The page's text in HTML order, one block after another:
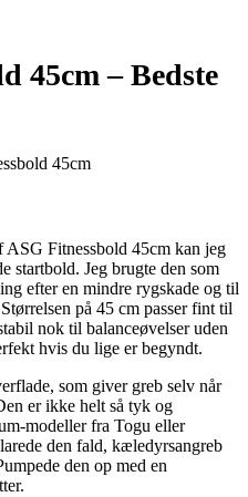
45cm –Bedste
ASG Fitnessbold 45cm kan jeg
startbold. Jeg brugte den som
efter en mindre rygskade og til
på 45 cm passer fint til
nok til balanceøvelser uden
hvis du lige er begyndt.
som giver greb selv når
er ikke helt så tyk og
modeller fra Togu eller
den fald, kæledyrsangreb
den op med en